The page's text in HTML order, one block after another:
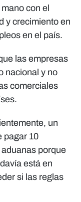
con el
y crecimiento en
en el país.
las empresas
nacional y no
comerciales
un
pagar 10
porque
está en
si las reglas